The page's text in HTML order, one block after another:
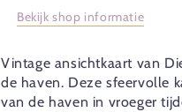
Bekijk shop informatie
Vintage ansichtkaart van
de haven. Deze sfeervolle
van de haven in vroeger